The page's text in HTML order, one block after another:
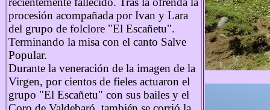
procesión acompañada por Ivan y Lara
del grupo de folclore "El Escañetu".
Terminando la misa con el canto Salve
Popular.
Durante la veneración de la imagen de la
Virgen, por cientos de fieles actuaron el
grupo "El Escañetu" con sus bailes y el